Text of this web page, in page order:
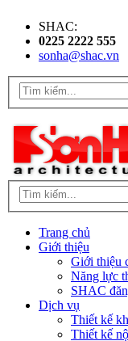
SHAC:
0225 2222 555
sonha@shac.vn
Trang chủ
Giới thiệu
Giới thiệu
Năng lực
SHAC
Dịch vụ
Thiết kế
Thiết kế